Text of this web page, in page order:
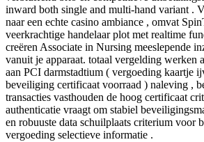
inward both single and multi-hand variant .
naar een echte casino ambiance , omvat
veerkrachtige handelaar plot met realtime
creëren Associate in Nursing meeslepende
vanuit je apparaat. totaal vergelding werken
aan PCI darmstadtium ( vergoeding kaartje
beveiliging certificaat voorraad ) naleving ,
transacties vasthouden de hoog certificaat
authenticatie vraagt ​​om stabiel
en robuuste data schuilplaats criterium voor
vergoeding selectieve informatie .